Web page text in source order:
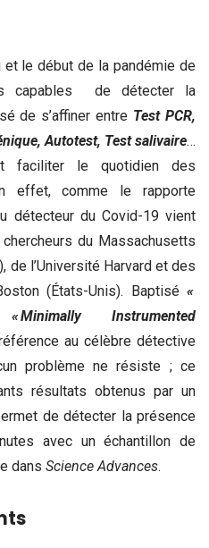
et le début de la pandémie de
capables de détecter la
de s’affiner entre Test PCR,
Autotest, Test salivaire…
faciliter le quotidien des
effet, comme le rapporte
détecteur du Covid-19 vient
du Massachusetts
de l’Université Harvard et des
(États-Unis). Baptisé «
Minimally Instrumented
au célèbre détective
problème ne résiste ; ce
résultats obtenus par un
de détecter la présence
avec un échantillon de
dans Science Advances.